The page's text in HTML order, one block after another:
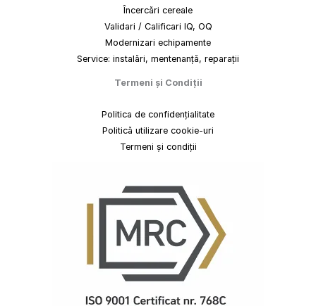
Încercări cereale
Validari / Calificari IQ, OQ
Modernizari echipamente
Service: instalări, mentenanță, reparații
Termeni și Condiții
Politica de confidențialitate
Politică utilizare cookie-uri
Termeni și condiții